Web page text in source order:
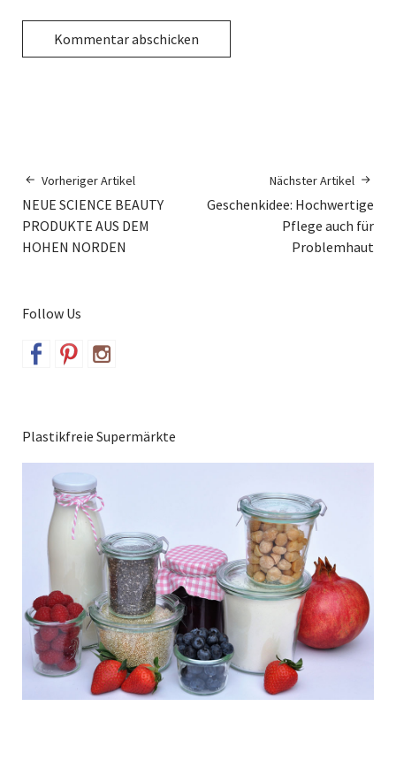
Vorheriger Artikel
NEUE SCIENCE BEAUTY
PRODUKTE AUS DEM
HOHEN NORDEN
Nächster Artikel
Geschenkidee: Hochwertige
Pflege auch für
Problemhaut
Follow Us
Plastikfreie Supermärkte